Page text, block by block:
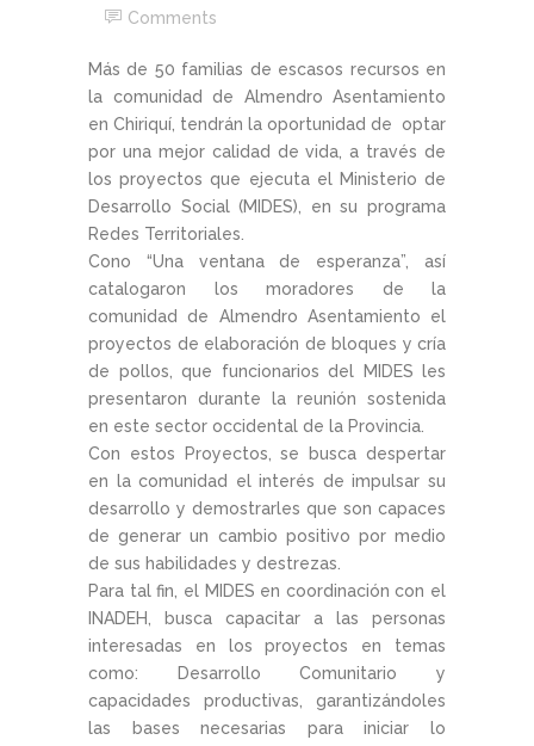
Comments
Más de 50 familias de escasos recursos en
la comunidad de Almendro Asentamiento
en Chiriquí, tendrán la oportunidad de optar
por una mejor calidad de vida, a través de
los proyectos que ejecuta el Ministerio de
Desarrollo Social (MIDES), en su programa
Redes Territoriales.
Cono “Una ventana de esperanza”, así
catalogaron los moradores de la
comunidad de Almendro Asentamiento el
proyectos de elaboración de bloques y cría
de pollos, que funcionarios del MIDES les
presentaron durante la reunión sostenida
en este sector occidental de la Provincia.
Con estos Proyectos, se busca despertar
en la comunidad el interés de impulsar su
desarrollo y demostrarles que son capaces
de generar un cambio positivo por medio
de sus habilidades y destrezas.
Para tal fin, el MIDES en coordinación con el
INADEH, busca capacitar a las personas
interesadas en los proyectos en temas
como: Desarrollo Comunitario y
capacidades productivas, garantizándoles
las bases necesarias para iniciar lo